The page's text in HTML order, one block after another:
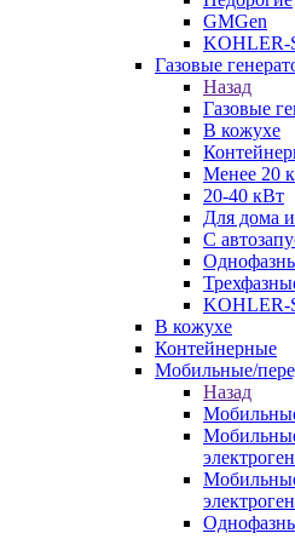
GMGen
KOHLER-
Газовые
Назад
Газовые
В кожухе
Менее 20
20-40 кВт
Для дома
С
KOHLER-
В кожухе
Контейнерные
Мобильные/
Назад